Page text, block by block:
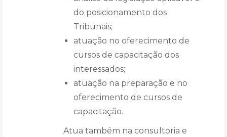
do posicionamento dos
Tribunais;
atuação no oferecimento de
cursos de capacitação dos
interessados;
atuação na preparação e no
oferecimento de cursos de
capacitação.
Atua também na consultoria e